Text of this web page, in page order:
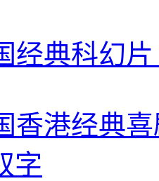
经典科幻
香港经典
字